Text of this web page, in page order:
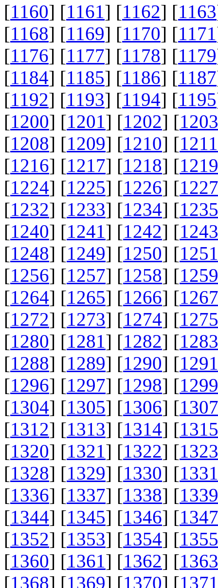
[1160] [1161] [1162] [1163
[1168] [1169] [1170] [1171
[1176] [1177] [1178] [1179
[1184] [1185] [1186] [1187
[1192] [1193] [1194] [1195
[1200] [1201] [1202] [1203
[1208] [1209] [1210] [1211
[1216] [1217] [1218] [1219
[1224] [1225] [1226] [1227
[1232] [1233] [1234] [1235
[1240] [1241] [1242] [1243
[1248] [1249] [1250] [1251
[1256] [1257] [1258] [1259
[1264] [1265] [1266] [1267
[1272] [1273] [1274] [1275
[1280] [1281] [1282] [1283
[1288] [1289] [1290] [1291
[1296] [1297] [1298] [1299
[1304] [1305] [1306] [1307
[1312] [1313] [1314] [1315
[1320] [1321] [1322] [1323
[1328] [1329] [1330] [1331
[1336] [1337] [1338] [1339
[1344] [1345] [1346] [1347
[1352] [1353] [1354] [1355
[1360] [1361] [1362] [1363
[1368] [1369] [1370] [1371